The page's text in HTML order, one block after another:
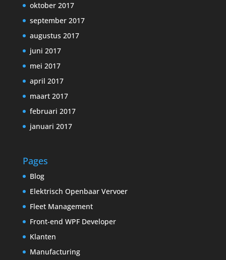
oktober 2017
september 2017
augustus 2017
juni 2017
mei 2017
april 2017
maart 2017
februari 2017
januari 2017
Pages
Blog
Elektrisch Openbaar Vervoer
Fleet Management
Front-end WPF Developer
Klanten
Manufacturing